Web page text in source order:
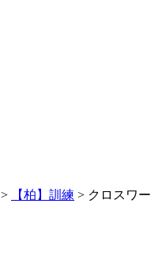
> 【柏】訓練 > クロスワー